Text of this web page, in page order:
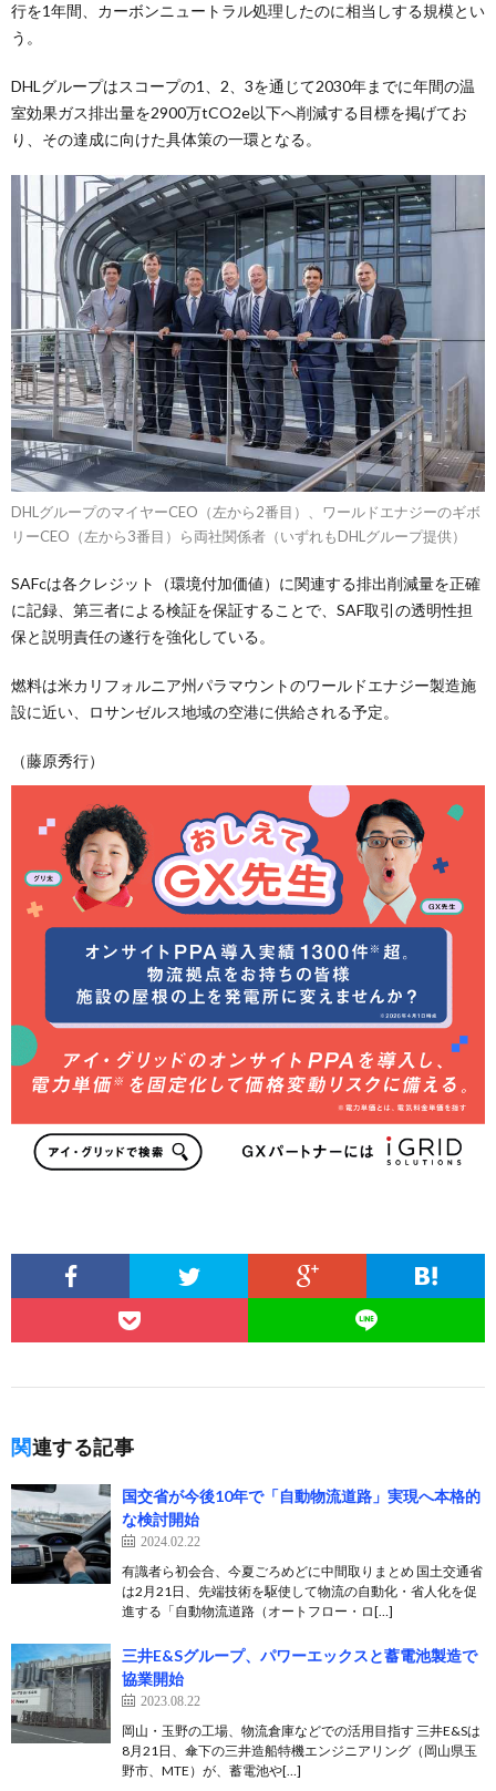
行を1年間、カーボンニュートラル処理したのに相当しする規模とい
う。
DHLグループはスコープの1、2、3を通じて2030年までに年間の温
室効果ガス排出量を2900万tCO2e以下へ削減する目標を掲げてお
り、その達成に向けた具体策の一環となる。
DHLグループのマイヤーCEO（左から2番目）、ワールドエナジーのギボ
リーCEO（左から3番目）ら両社関係者（いずれもDHLグループ提供）
SAFcは各クレジット（環境付加価値）に関連する排出削減量を正確
に記録、第三者による検証を保証することで、SAF取引の透明性担
保と説明責任の遂行を強化している。
燃料は米カリフォルニア州パラマウントのワールドエナジー製造施
設に近い、ロサンゼルス地域の空港に供給される予定。
（藤原秀行）
関連する記事
国交省が今後10年で「自動物流道路」実現へ本格的
な検討開始
2024.02.22
有識者ら初会合、今夏ごろめどに中間取りまとめ 国土交通省
は2月21日、先端技術を駆使して物流の自動化・省人化を促
進する「自動物流道路（オートフロー・ロ[…]
三井E&Sグループ、パワーエックスと蓄電池製造で
協業開始
2023.08.22
岡山・玉野の工場、物流倉庫などでの活用目指す 三井E&Sは
8月21日、傘下の三井造船特機エンジニアリング（岡山県玉
野市、MTE）が、蓄電池や[…]